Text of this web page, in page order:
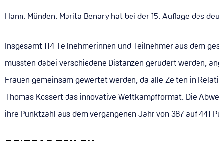
Hann. Münden. Marita Benary hat bei der 15. Auflage des
Insgesamt 114 Teilnehmerinnen und Teilnehmer aus dem
mussten dabei verschiedene Distanzen gerudert werden,
Frauen gemeinsam gewertet werden, da alle Zeiten in
Thomas Kossert das innovative Wettkampfformat. Die
ihre Punktzahl aus dem vergangenen Jahr von 387 auf 441